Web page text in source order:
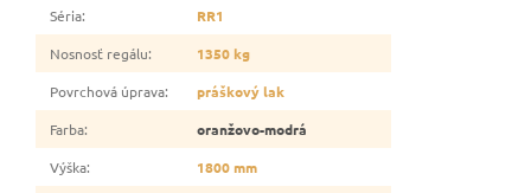
Séria:
RR1
Nosnosť regálu:
1350 kg
Povrchová úprava:
práškový lak
Farba:
oranžovo-modrá
Výška:
1800 mm